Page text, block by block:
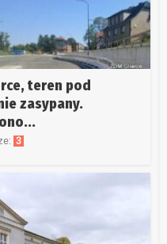
teren pod
zasypany.
3